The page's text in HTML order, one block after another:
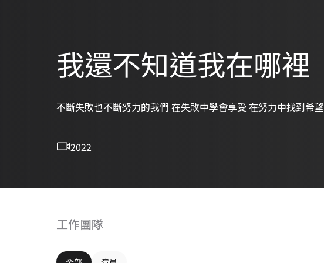
我還不知道我在哪裡
不斷失敗也不斷努力的我們 在失敗中學會享受 在努力中找到希望
2022
工作團隊